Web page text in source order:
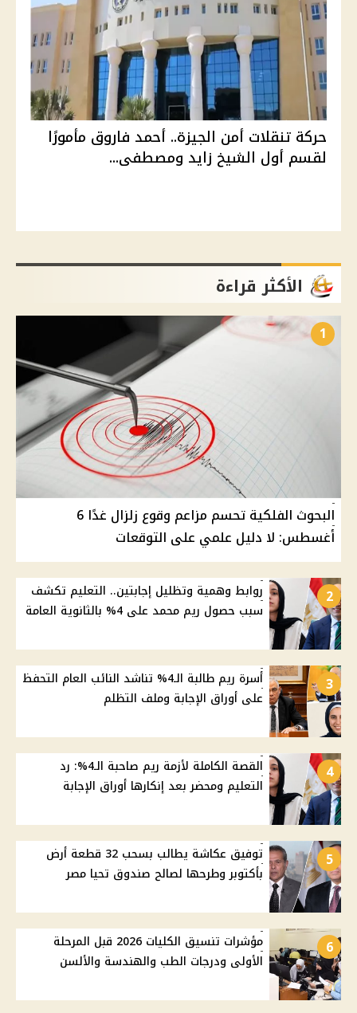
حركة تنقلات أمن الجيزة.. أحمد فاروق مأمورًا
لقسم أول الشيخ زايد ومصطفى...
الأكثر قراءة
1
البحوث الفلكية تحسم مزاعم وقوع زلزال غدًا 6
أغسطس: لا دليل علمي على التوقعات
2
روابط وهمية وتظليل إجابتين.. التعليم تكشف
سبب حصول ريم محمد على 4% بالثانوية العامة
3
أسرة ريم طالبة الـ4% تناشد النائب العام التحفظ
على أوراق الإجابة وملف التظلم
4
القصة الكاملة لأزمة ريم صاحبة الـ4%: رد
التعليم ومحضر بعد إنكارها أوراق الإجابة
5
توفيق عكاشة يطالب بسحب 32 قطعة أرض
بأكتوبر وطرحها لصالح صندوق تحيا مصر
6
مؤشرات تنسيق الكليات 2026 قبل المرحلة
الأولى ودرجات الطب والهندسة والألسن